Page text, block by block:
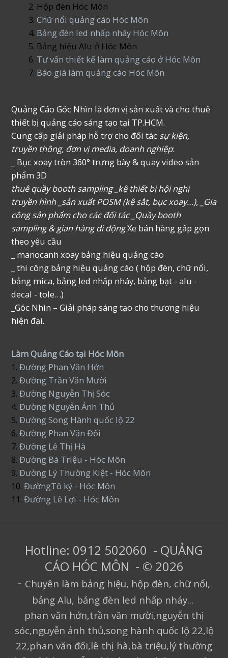
Hộp đèn Hóc Môn
Chữ nổi quảng cáo Hóc Môn
Bảng đèn led nhấp nháy Hóc Môn
Bảng hiệu Alu ở Hóc Môn
Tư vấn thiết kế làm quảng cáo ở Hóc Môn
Báo giá làm quảng cáo Hóc Môn
Quảng Cáo Góc Nhìn là đơn vị sản xuất và cho thuê
thiết bị quảng cáo sáng tạo tại TP.HCM.
Cung cấp giải pháp hỗ trợ cho đối tác sự kiện,
truyền thông, đơn vị media, doanh nghiệp:
_ Bục xoay tròn 360° trưng bày & quay video sản
phẩm 3D
thuê quầy booth sampling _kệ thiết bị hội nghị
truyền hình _sản xuất POSM (kệ sắt, bục xoay…), _Gia
công sản phẩm cho các đối tác _Quầy booth
sampling & gian hàng di độngXe bán hàng gấp gọn
theo yêu cầu
_ manocanh xoay bảng hiệu quảng cáo
_ thi công bảng hiệu quảng cáo ( hộp đèn, chữ nổi,
bảng mica, bảng led nhấp nháy, bảng bạt - alu -
decal - tole…)
_Góc Nhìn – Giải pháp sáng tạo cho thương hiệu
hiện đại.
Làm Quảng Cáo tại Hóc Môn
1.Đường Phan Văn Hớn
2.Đường Trần Văn Mười
3.Đường Nguyễn Thị Sóc
4. Đường Nguyễn Ảnh Thủ
5.Đường Song Hành quốc lộ 22
6.Đường Phan Văn Đối
7. Đường Lê Thị Hà
8.Đường Bà Triệu - Hóc Môn
9.Đường Lý Thường Kiệt - Hóc Môn
10.ĐườngTô ký - Hóc Môn
11.Đường Lê Lợi - Hóc Môn
Hotline: 0912 502060 - QUẢNG
CÁO HÓC MÔN - © 2026
- Chuyên làm bảng hiệu, hộp đèn, chữ nổi,
bảng Alu, bảng đèn led nhấp nháy...
phan văn hớn,trần văn mười,nguyễn thị
sóc,nguyễn ảnh thủ,song hành quốc lộ 22,lộ
22,phan văn đối,lê thị hà,bà triệu,lý thường